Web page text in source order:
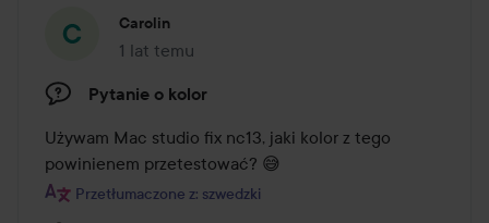
Carolin
1 lat temu
Post został utworzony 1 lat temu
Pytanie o kolor
Używam Mac studio fix nc13, jaki kolor z tego
powinienem przetestować? 😅
Przetłumaczone z: szwedzki